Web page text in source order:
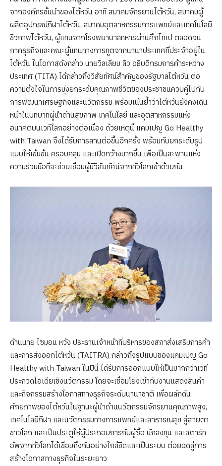
จากองค์กรชั้นนำของไต้หวัน อาทิ สมาคมจักรยานไต้หวัน, สมาคมผู้
ผลิตอุปกรณ์กีฬาไต้หวัน, สมาคมอุตสาหกรรมการแพทย์และเทคโนโลยี
ชีวภาพไต้หวัน, ผู้แทนจากโรงพยาบาลทหารผ่านศึกไทเป ตลอดจน
ภาคธุรกิจและคณะผู้แทนทางการทูตจากนานาประเทศที่ประจำอยู่ใน
ไต้หวัน ในโอกาสดังกล่าว นายวิลเลียม ลิว อธิบดีกรมการค้าระหว่าง
ประเทศ (TITA) ได้กล่าวถึงวิสัยทัศน์สำคัญของรัฐบาลไต้หวัน ต่อ
ความตั้งใจในการมุ่งยกระดับคุณภาพชีวิตของประชาชนควบคู่ไปกับ
การพัฒนาเศรษฐกิจและนวัตกรรม พร้อมเน้นย้ำว่าไต้หวันยังคงเดิน
หน้าในบทบาทผู้นำด้านสุขภาพ เทคโนโลยี และอุตสาหกรรมแห่ง
อนาคตบนเวทีโลกอย่างต่อเนื่อง ด้วยเหตุนี้ แคมเปญ Go Healthy
with Taiwan จึงได้รับการสานต่อขึ้นอีกครั้ง พร้อมกับยกระดับรูป
แบบให้เข้มข้น ครอบคลุม และเปิดกว้างมากขึ้น เพื่อเป็นสะพานแห่ง
ความร่วมมือที่จะช่วยเชื่อมผู้มีวิสัยทัศน์จากทั่วโลกเข้าด้วยกัน
ด้านนาย ไซมอน หวัง ประธานเจ้าหน้าที่บริหารของสภาส่งเสริมการค้า
และการส่งออกไต้หวัน (TAITRA) กล่าวถึงรูปแบบของแคมเปญ Go
Healthy with Taiwan ในปีนี้ ได้รับการออกแบบให้เป็นมากกว่าเวที
ประกวดไอเดียเชิงนวัตกรรม โดยจะเชื่อมโยงเข้ากับงานแสดงสินค้า
และกิจกรรมสร้างโอกาสทางธุรกิจระดับนานาชาติ เพื่อผลักดัน
ศักยภาพของไต้หวันในฐานะผู้นำด้านนวัตกรรมจักรยานคุณภาพสูง,
เทคโนโลยีกีฬา และนวัตกรรมทางการแพทย์และสาธารณสุข สู่สายตา
ชาวโลก และเป็นประตูให้ผู้ประกอบการกับผู้ซื้อ นักลงทุน และสตาร์ท
อัพจากทั่วโลกได้เชื่อมถึงกันอย่างใกล้ชิดและเป็นระบบ ต่อยอดสู่การ
สร้างโอกาสทางธุรกิจในระยะยาว